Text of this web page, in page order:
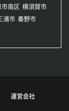
市南区 横須賀市
浦市 秦野市
運営会社